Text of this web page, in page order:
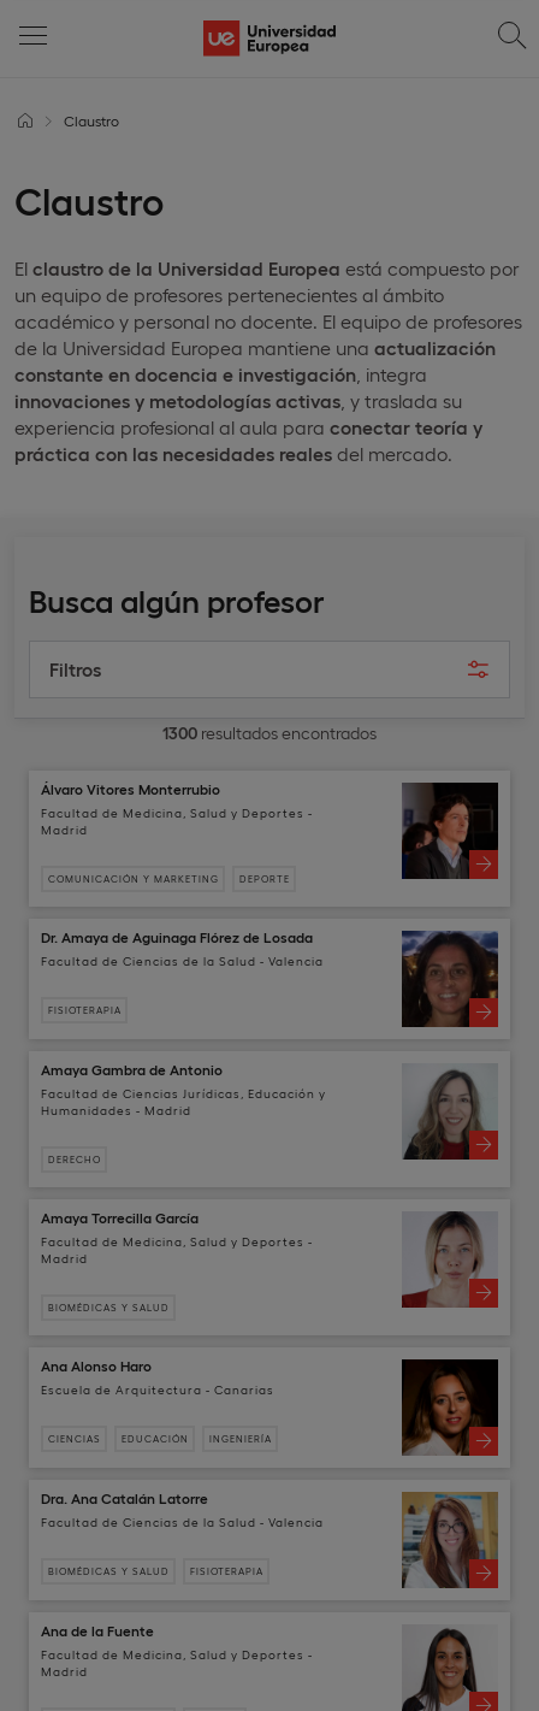
Claustro
Claustro
El claustro de la Universidad Europea está compuesto por
un equipo de profesores pertenecientes al ámbito
académico y personal no docente. El equipo de profesores
de la Universidad Europea mantiene una actualización
constante en docencia e investigación , integra
innovaciones y metodologías activas , y traslada su
experiencia profesional al aula para conectar teoría y
práctica con las necesidades reales del mercado.
Busca algún profesor
Filtros
1300 resultados encontrados
Álvaro Vitores Monterrubio
Facultad de Medicina, Salud y Deportes -
Madrid
COMUNICACIÓN Y MARKETING DEPORTE
Dr. Amaya de Aguinaga Flórez de Losada
Facultad de Ciencias de la Salud - Valencia
FISIOTERAPIA
Amaya Gambra de Antonio
Facultad de Ciencias Jurídicas, Educación y
Humanidades - Madrid
DERECHO
Amaya Torrecilla García
Facultad de Medicina, Salud y Deportes -
Madrid
BIOMÉDICAS Y SALUD
Ana Alonso Haro
Escuela de Arquitectura - Canarias
CIENCIAS EDUCACIÓN INGENIERÍA
Dra. Ana Catalán Latorre
Facultad de Ciencias de la Salud - Valencia
BIOMÉDICAS Y SALUD FISIOTERAPIA
Ana de la Fuente
Facultad de Medicina, Salud y Deportes -
Madrid